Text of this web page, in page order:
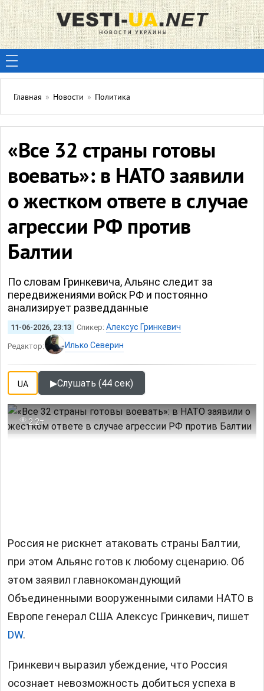
Главная » Новости » Политика
«Все 32 страны готовы
воевать»: в НАТО заявили
о жестком ответе в случае
агрессии РФ против
Балтии
По словам Гринкевича, Альянс следит за
передвижениями войск РФ и постоянно
анализирует разведданные
11-06-2026, 23:13 Спикер: Алексус Гринкевич
Редактор: Илько Северин
UA ▶Слушать (44 сек)
2.2т
Россия не рискнет атаковать страны Балтии,
при этом Альянс готов к любому сценарию. Об
этом заявил главнокомандующий
Объединенными вооруженными силами НАТО в
Европе генерал США Алексус Гринкевич, пишет
DW.
Гринкевич выразил убеждение, что Россия
осознает невозможность добиться успеха в